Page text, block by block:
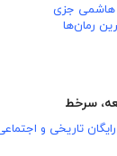
هاشمی جزی
رمان‌ها
سرخط
تاریخی و